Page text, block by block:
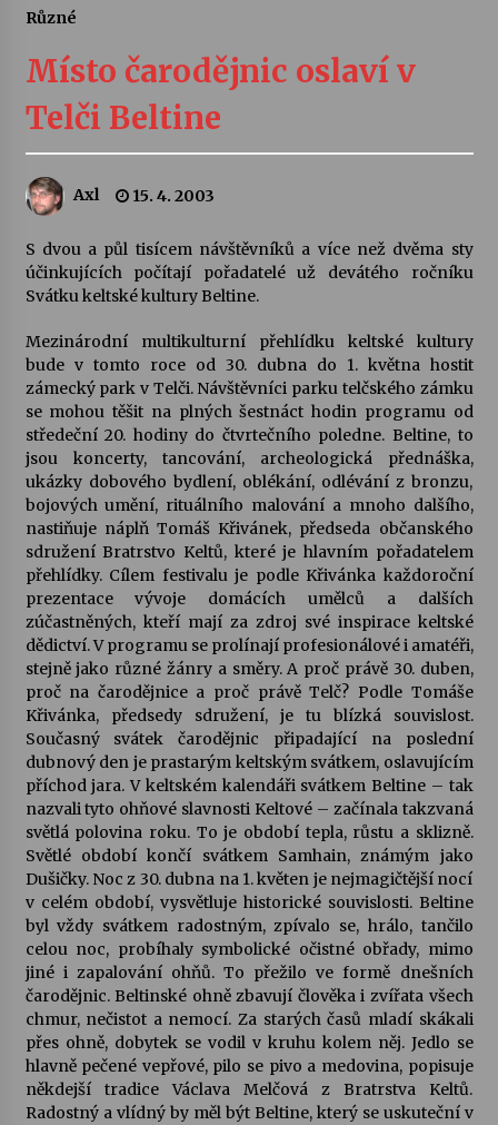
Sukuba Ensemble
4. 8. 2026
kapkou
Veselí muzikanti
30. 7. 2026
Pozvánka na integrační festival Quijotova
šedesátka: 28. 7.–1. 8. 2026
28. 7. 2026
Letní koncerty ve Stromovce: Kolchoz a
Jenakaši
28. 7. 2026
Votavžatský ploty
23. 7. 2026
Letní koncerty ve Stromovce: Rufus Miller
22. 7. 2026
Vysočinka
17. 7. 2026
Ozvěny prázdnin
14. 7. 2026
Za kulturou kousek za Humpolec. V Želivě ožije
odkaz Josefa Čapka
13. 7. 2026
Varhanní recitál Michala Novenka v Klášteře
Želiv
3. 7. 2026
Různé
Místo čarodějnic oslaví v
Telči Beltine
Axl 15. 4. 2003
S dvou a půl tisícem návštěvníků a více než dvěma sty
účinkujících počítají pořadatelé už devátého ročníku
Svátku keltské kultury Beltine.
Mezinárodní multikulturní přehlídku keltské kultury
bude v tomto roce od 30. dubna do 1. května hostit
zámecký park v Telči. Návštěvníci parku telčského zámku
se mohou těšit na plných šestnáct hodin programu od
středeční 20. hodiny do čtvrtečního poledne. Beltine, to
jsou koncerty, tancování, archeologická přednáška,
ukázky dobového bydlení, oblékání, odlévání z bronzu,
bojových umění, rituálního malování a mnoho dalšího,
nastiňuje náplň Tomáš Křivánek, předseda občanského
sdružení Bratrstvo Keltů, které je hlavním pořadatelem
přehlídky. Cílem festivalu je podle Křivánka každoroční
prezentace vývoje domácích umělců a dalších
zúčastněných, kteří mají za zdroj své inspirace keltské
dědictví. V programu se prolínají profesionálové i amatéři,
stejně jako různé žánry a směry. A proč právě 30. duben,
proč na čarodějnice a proč právě Telč? Podle Tomáše
Křivánka, předsedy sdružení, je tu blízká souvislost.
Současný svátek čarodějnic připadající na poslední
dubnový den je prastarým keltským svátkem, oslavujícím
příchod jara. V keltském kalendáři svátkem Beltine – tak
nazvali tyto ohňové slavnosti Keltové – začínala takzvaná
světlá polovina roku. To je období tepla, růstu a sklizně.
Světlé období končí svátkem Samhain, známým jako
Dušičky. Noc z 30. dubna na 1. květen je nejmagičtější nocí
v celém období, vysvětluje historické souvislosti. Beltine
byl vždy svátkem radostným, zpívalo se, hrálo, tančilo
celou noc, probíhaly symbolické očistné obřady, mimo
jiné i zapalování ohňů. To přežilo ve formě dnešních
čarodějnic. Beltinské ohně zbavují člověka i zvířata všech
chmur, nečistot a nemocí. Za starých časů mladí skákali
přes ohně, dobytek se vodil v kruhu kolem něj. Jedlo se
hlavně pečené vepřové, pilo se pivo a medovina, popisuje
někdejší tradice Václava Melčová z Bratrstva Keltů.
Radostný a vlídný by měl být Beltine, který se uskuteční v